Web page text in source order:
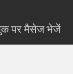
पर मैसेज भेजें